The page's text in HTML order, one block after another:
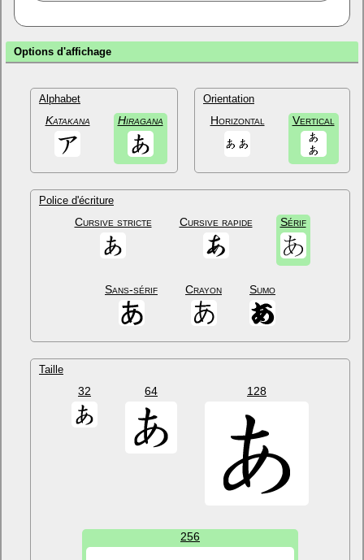
Options d'affichage
Alphabet
Katakana Hiragana
Orientation
Horizontal Vertical
Police d'écriture
Cursive stricte Cursive rapide Sérif
Sans-sérif Crayon Sumo
Taille
32 64 128
256